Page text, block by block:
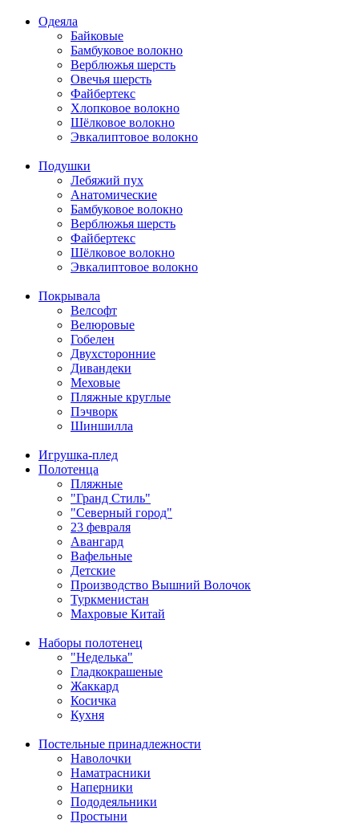
Одеяла
Байковые
Бамбуковое волокно
Верблюжья шерсть
Овечья шерсть
Файбертекс
Хлопковое волокно
Шёлковое волокно
Эвкалиптовое волокно
Подушки
Лебяжий пух
Анатомические
Бамбуковое волокно
Верблюжья шерсть
Файбертекс
Шёлковое волокно
Эвкалиптовое волокно
Покрывала
Велсофт
Велюровые
Гобелен
Двухсторонние
Дивандеки
Меховые
Пляжные круглые
Пэчворк
Шиншилла
Игрушка-плед
Полотенца
Пляжные
"Гранд Стиль"
"Северный город"
23 февраля
Авангард
Вафельные
Детские
Производство Вышний Волочок
Туркменистан
Махровые Китай
Наборы полотенец
"Неделька"
Гладкокрашеные
Жаккард
Косичка
Кухня
Постельные принадлежности
Наволочки
Наматрасники
Наперники
Пододеяльники
Простыни